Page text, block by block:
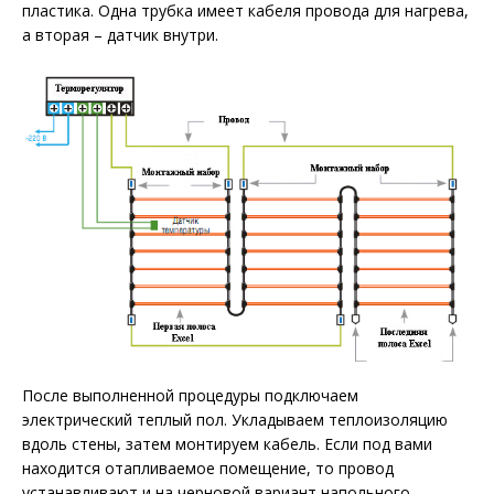
пластика. Одна трубка имеет кабеля провода для нагрева,
а вторая – датчик внутри.
После выполненной процедуры подключаем
электрический теплый пол. Укладываем теплоизоляцию
вдоль стены, затем монтируем кабель. Если под вами
находится отапливаемое помещение, то провод